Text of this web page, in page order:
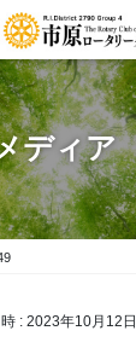
ディア
: 2023年10月12日